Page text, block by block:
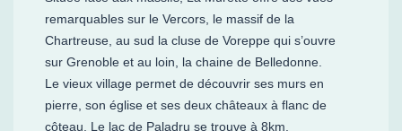
remarquables sur le Vercors, le massif de la
Chartreuse, au sud la cluse de Voreppe qui s’ouvre
sur Grenoble et au loin, la chaine de Belledonne.
Le vieux village permet de découvrir ses murs en
pierre, son église et ses deux châteaux à flanc de
côteau. Le lac de Paladru se trouve à 8km.